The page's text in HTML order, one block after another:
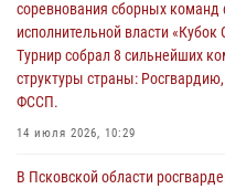
сотрудников
Росгвардейцы одержали
30 июля 2026, 05:10
соревнования сборных
исполнительной власти
Турнир собрал 8 сильнейших
структуры страны:
ФССП.
14 июля 2026, 10:29
В Псковской области